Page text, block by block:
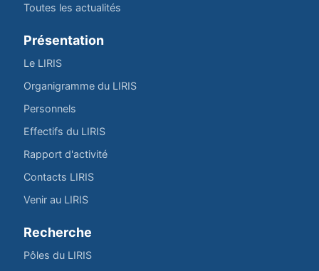
Toutes les actualités
Présentation
Le LIRIS
Organigramme du LIRIS
Personnels
Effectifs du LIRIS
Rapport d'activité
Contacts LIRIS
Venir au LIRIS
Recherche
Pôles du LIRIS